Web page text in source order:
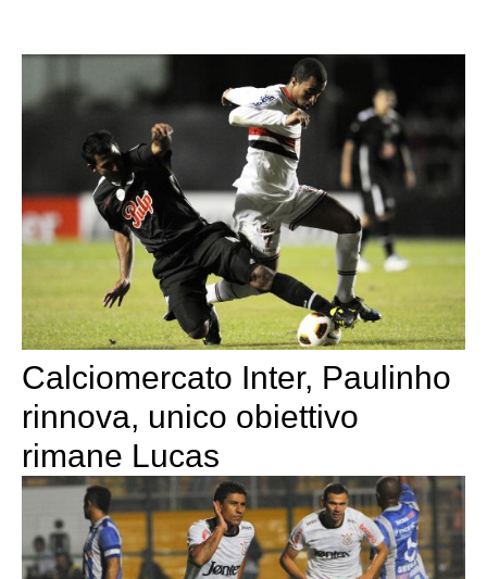
Calciomercato Inter, Paulinho
rinnova, unico obiettivo
rimane Lucas